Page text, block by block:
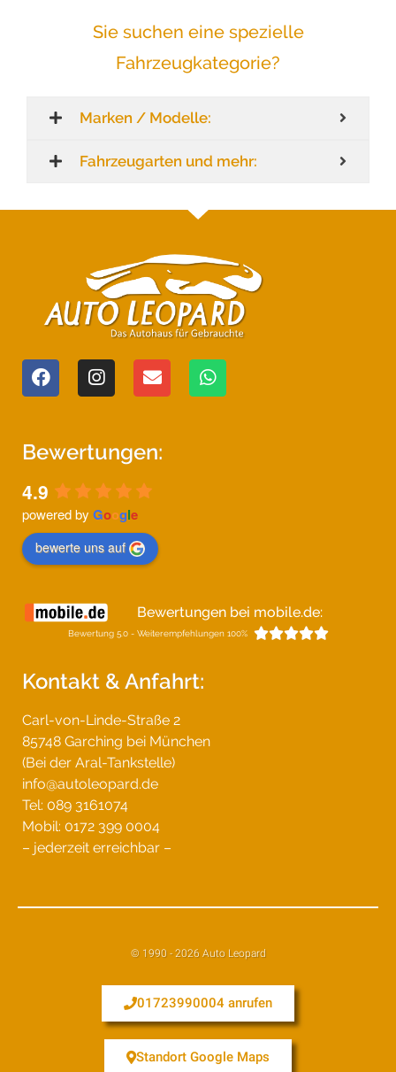
Sie suchen eine spezielle
Fahrzeugkategorie?
Marken / Modelle:
Fahrzeugarten und mehr:
Bewertungen:
4.9
powered by Google
bewerte uns auf
Bewertungen bei mobile.de:
Bewertung 5.0 - Weiterempfehlungen 100% 
Kontakt & Anfahrt:
Carl-von-Linde-Straße 2
85748 Garching bei München
(Bei der Aral-Tankstelle)
info@autoleopard.de
Tel: 089 3161074
Mobil: 0172 399 0004
– jederzeit erreichbar –
© 1990 - 2026 Auto Leopard
01723990004 anrufen
Standort Google Maps